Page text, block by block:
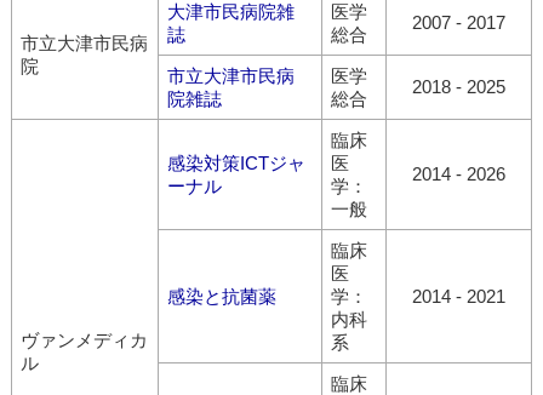
市立大津市民病
院
大津市民病院雑
誌
医学
総合
2007- 2017
市立大津市民病
院雑誌
医学
総合
2018- 2025
ヴァンメディカ
ル
感染対策ICTジャ
ーナル
臨床
医
学：
一般
2014- 2026
感染と抗菌薬
臨床
医
学：
内科
系
2014- 2021
臨床